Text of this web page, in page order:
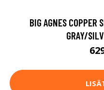
BIG AGNES COPPER
GRAY/